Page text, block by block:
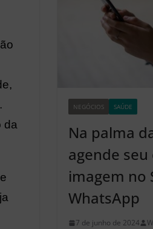
da
NEGÓCIOS SAÚDE
Na palma
agende
imagem no
WhatsApp
7 de junho de 2024